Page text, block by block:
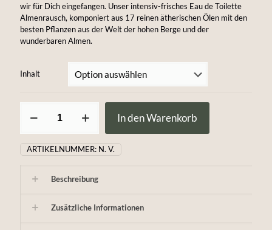
wir für Dich eingefangen. Unser intensiv-frisches Eau de Toilette
Almenrausch, komponiert aus 17 reinen ätherischen Ölen mit den
besten Pflanzen aus der Welt der hohen Berge und der
wunderbaren Almen.
Inhalt
Almenrausch
unisex
In den Warenkorb
ARTIKELNUMMER: N. V.
Beschreibung
Zusätzliche Informationen